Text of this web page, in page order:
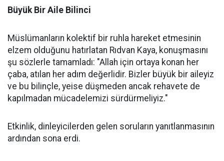
Büyük Bir Aile Bilinci
Müslümanların kolektif bir ruhla hareket etmesinin
elzem olduğunu hatırlatan Rıdvan Kaya, konuşmasını
şu sözlerle tamamladı: "Allah için ortaya konan her
çaba, atılan her adım değerlidir. Bizler büyük bir aileyiz
ve bu bilinçle, yeise düşmeden ancak rehavete de
kapılmadan mücadelemizi sürdürmeliyiz."
Etkinlik, dinleyicilerden gelen soruların yanıtlanmasının
ardından sona erdi.